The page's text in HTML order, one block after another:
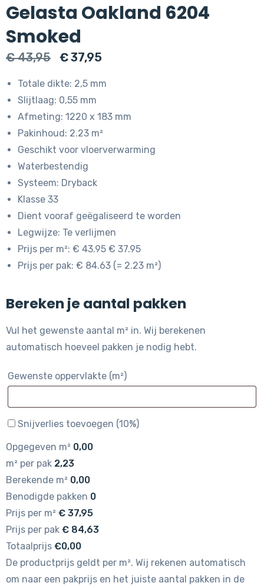
Gelasta Oakland 6204
Smoked
€43,95
Oorspronkelijke
€ 43,95.
€37,95
€ 37,95.
Totale dikte: 2,5 mm
Slijtlaag: 0,55 mm
Afmeting: 1220 x 183 mm
Pakinhoud: 2.23 m²
Geschikt voor vloerverwarming
Waterbestendig
Systeem: Dryback
Klasse 33
Dient vooraf geëgaliseerd te worden
Legwijze: Te verlijmen
Prijs per m²: € 43.95 € 37.95
Prijs per pak: € 84.63 (= 2.23 m²)
Bereken je aantal pakken
Vul het gewenste aantal m² in. Wij berekenen
automatisch hoeveel pakken je nodig hebt.
Gewenste oppervlakte (m²)
Snijverlies toevoegen (10%)
Opgegeven m² 0,00
m² per pak 2,23
Berekende m² 0,00
Benodigde pakken 0
Prijs per m² € 37,95
Prijs per pak € 84,63
Totaalprijs €0,00
De productprijs geldt per m². Wij rekenen automatisch
om naar een pakprijs en het juiste aantal pakken in de